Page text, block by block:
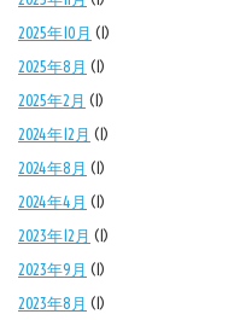
2025年10月 (1)
2025年8月 (1)
2025年2月 (1)
2024年12月 (1)
2024年8月 (1)
2024年4月 (1)
2023年12月 (1)
2023年9月 (1)
2023年8月 (1)